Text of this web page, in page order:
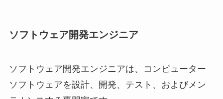
ソフトウェア開発エンジニア
ソフトウェア開発エンジニアは、コンピューター
ソフトウェアを設計、開発、テスト、およびメン